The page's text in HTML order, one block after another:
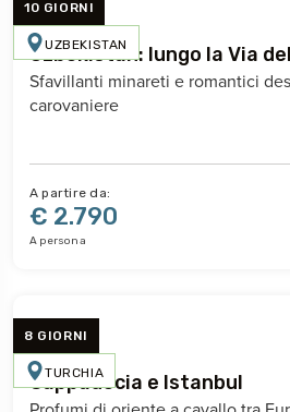
10 GIORNI
UZBEKISTAN
Uzbekistan: lungo la Via
Sfavillanti minareti e romantici
carovaniere
A partire da:
€ 2.790
A persona
8 GIORNI
TURCHIA
Cappadocia e Istanbul